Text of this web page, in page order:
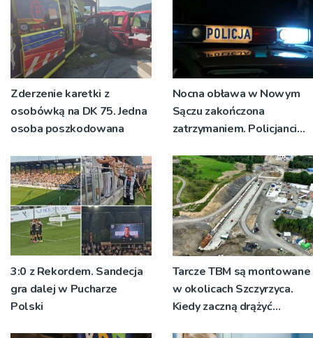
Zderzenie karetki z
osobówką na DK 75. Jedna
osoba poszkodowana
Nocna obława w Nowym
Sączu zakończona
zatrzymaniem. Policjanci
dźgnięcia 31-letniego
mężczyzny
3:0 z Rekordem. Sandecja
gra dalej w Pucharze
Polski
Tarcze TBM są montowane
w okolicach Szczyrzyca.
Kiedy zaczną drążyć